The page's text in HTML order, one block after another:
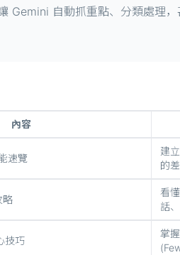
Gemini 自動抓重點、分類處理
內容
速覽
建
的
略
看
話
技巧
掌